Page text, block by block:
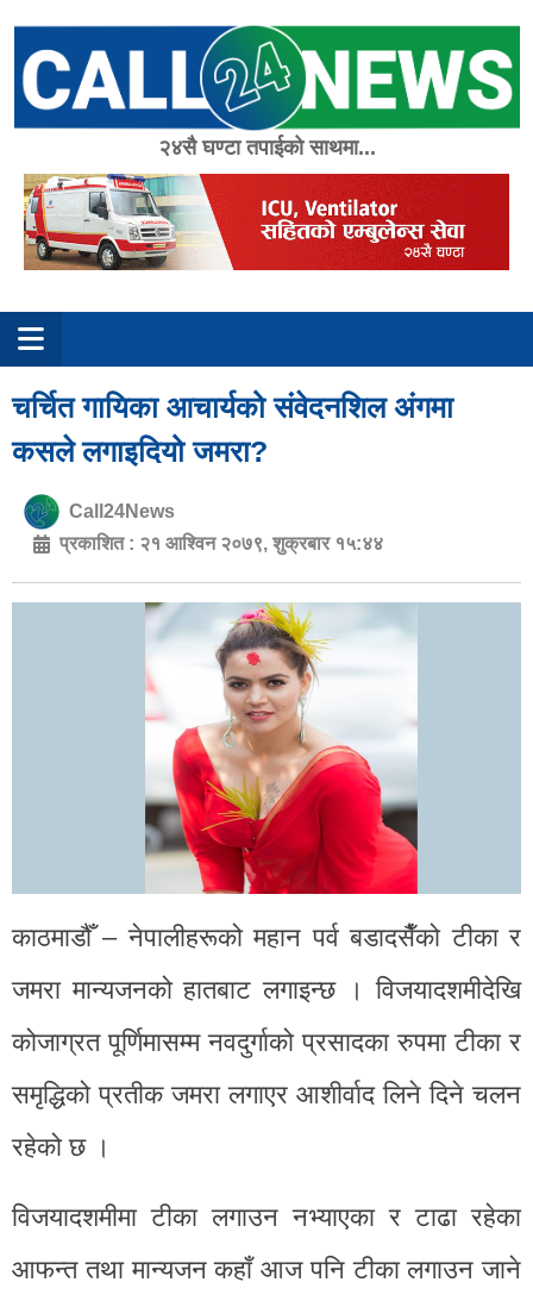
content
२४सै घण्टा तपाईको साथमा...
चर्चित गायिका आचार्यको संवेदनशिल अंगमा
कसले लगाइदियो जमरा?
Call24News
प्रकाशित : २१ आश्विन २०७९, शुक्रबार १५:४४
काठमाडौँ – नेपालीहरूको महान पर्व बडादसैँको टीका र
जमरा मान्यजनको हातबाट लगाइन्छ । विजयादशमीदेखि
कोजाग्रत पूर्णिमासम्म नवदुर्गाको प्रसादका रुपमा टीका र
समृद्धिको प्रतीक जमरा लगाएर आशीर्वाद लिने दिने चलन
रहेको छ ।
विजयादशमीमा टीका लगाउन नभ्याएका र टाढा रहेका
आफन्त तथा मान्यजन कहाँ आज पनि टीका लगाउन जाने